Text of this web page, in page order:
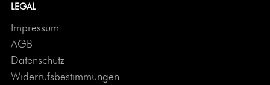
LEGAL
Impressum
AGB
Datenschutz
Widerrufsbestimmungen